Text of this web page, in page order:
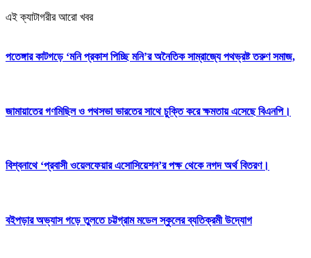
এই ক্যাটাগরীর আরো খবর
পতেঙ্গার কাটগড়ে ‘মনি প্রকাশ পিচ্ছি মনি’র অনৈতিক সাম্রাজ্যে পথভ্রষ্ট তরুণ সমাজ,
জামায়াতের গণমিছিল ও পথসভা ভারতের সাথে চুক্তি করে ক্ষমতায় এসেছে বিএনপি।
বিশ্বনাথে ‘প্রবাসী ওয়েলফেয়ার এসোসিয়েশন’র পক্ষ থেকে নগদ অর্থ বিতরণ।
বইপড়ার অভ্যাস গড়ে তুলতে চট্টগ্রাম মডেল স্কুলের ব্যতিক্রমী উদ্যোগ